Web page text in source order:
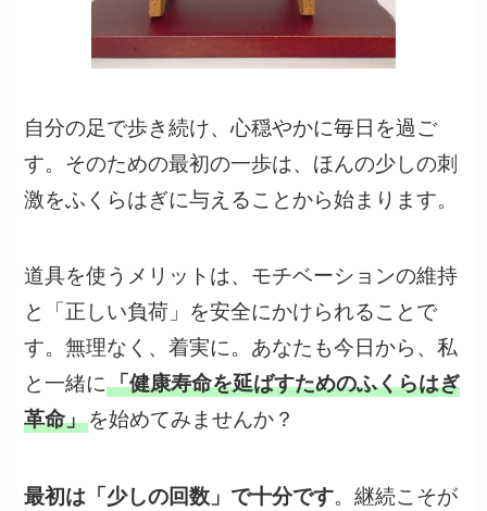
自分の足で歩き続け、心穏やかに毎日を過ご
す。そのための最初の一歩は、ほんの少しの刺
激をふくらはぎに与えることから始まります。
道具を使うメリットは、モチベーションの維持
と「正しい負荷」を安全にかけられることで
す。無理なく、着実に。あなたも今日から、私
と一緒に「健康寿命を延ばすためのふくらはぎ
革命」を始めてみませんか？
最初は「少しの回数」で十分です。継続こそが